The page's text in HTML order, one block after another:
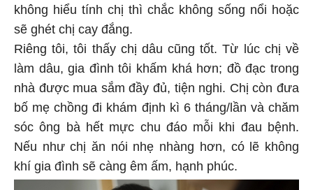
không hiểu tính chị thì chắc không sống nổi hoặc
sẽ ghét chị cay đắng.
Riêng tôi, tôi thấy chị dâu cũng tốt. Từ lúc chị về
làm dâu, gia đình tôi khấm khá hơn; đồ đạc trong
nhà được mua sắm đầy đủ, tiện nghi. Chị còn đưa
bố mẹ chồng đi khám định kì 6 tháng/lần và chăm
sóc ông bà hết mực chu đáo mỗi khi đau bệnh.
Nếu như chị ăn nói nhẹ nhàng hơn, có lẽ không
khí gia đình sẽ càng êm ấm, hạnh phúc.